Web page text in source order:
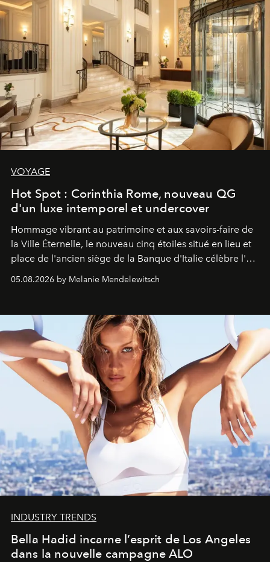
VOYAGE
Hot Spot : Corinthia Rome, nouveau QG
d'un luxe intemporel et undercover
Hommage vibrant au patrimoine et aux savoirs-faire de
la Ville Éternelle, le nouveau cinq étoiles situé en lieu et
place de l'ancien siège de la Banque d'Italie célèbre l'art
de vivre Romain dans toute son élégance intemporelle.
05.08.2026 by Melanie Mendelewitsch
INDUSTRY TRENDS
Bella Hadid incarne l’esprit de Los Angeles
dans la nouvelle campagne ALO